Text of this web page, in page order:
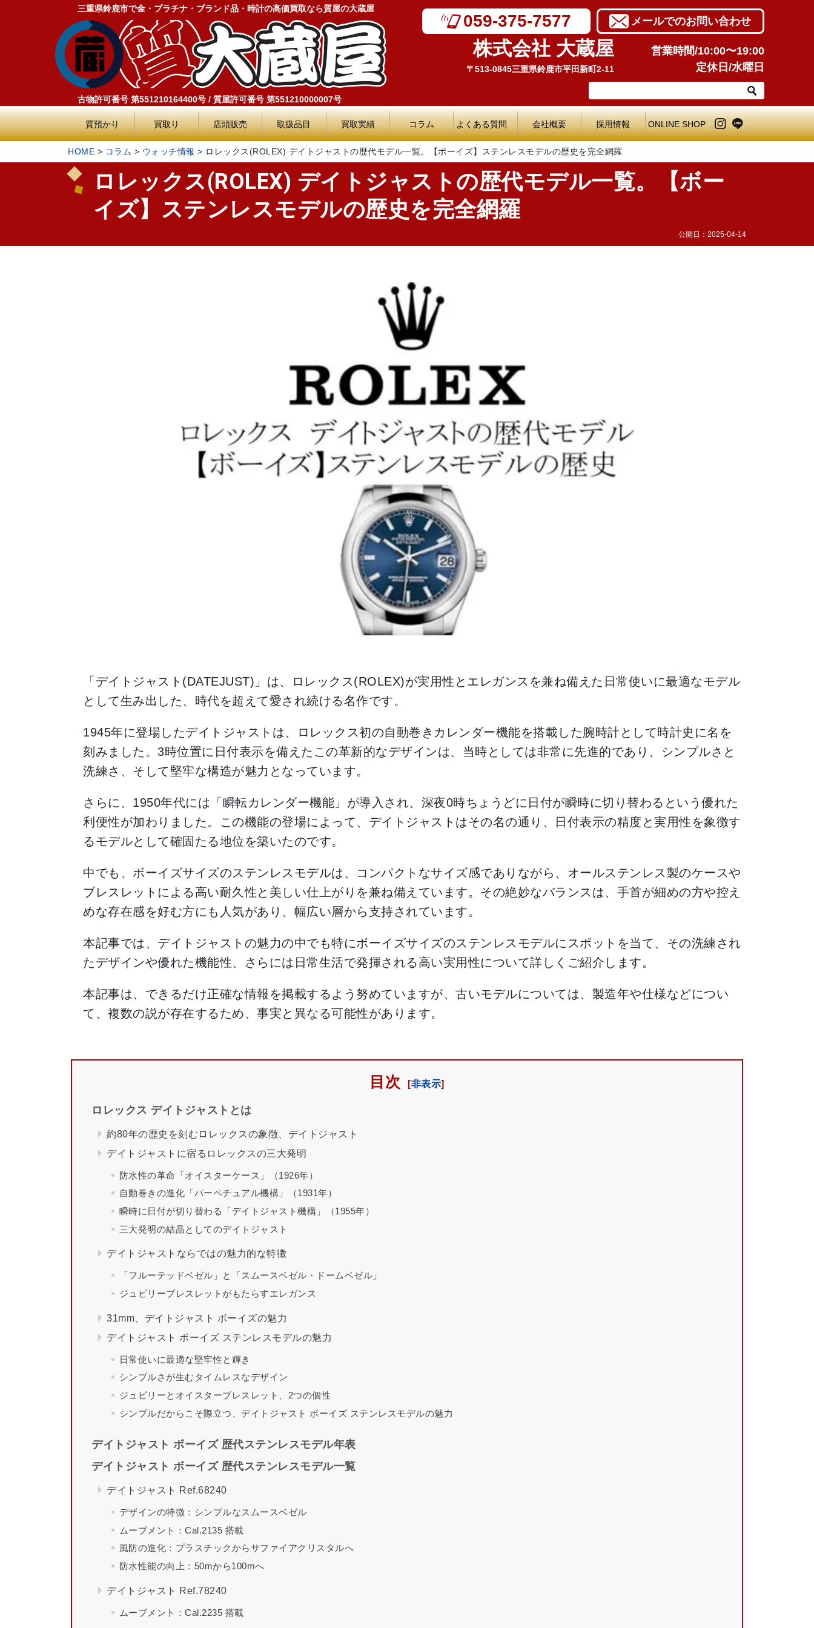
三重県鈴鹿市で金・プラチナ・ブランド品・時計の高価買取なら質屋の大蔵屋
古物許可番号 第551210164400号 / 質屋許可番号 第551210000007号
059-375-7577 メールでのお問い合わせ
株式会社 大蔵屋
〒513-0845三重県鈴鹿市平田新町2-11
営業時間/10:00〜19:00
定休日/水曜日
質預かり 買取り 店頭販売 取扱品目 買取実績 コラム よくある質問 会社概要 採用情報 ONLINE SHOP
HOME > コラム > ウォッチ情報 > ロレックス(ROLEX) デイトジャストの歴代モデル一覧。【ボーイズ】ステンレスモデルの歴史を完全網羅
ロレックス(ROLEX) デイトジャストの歴代モデル一覧。【ボー
イズ】ステンレスモデルの歴史を完全網羅
公開日： 2025-04-14
「デイトジャスト(DATEJUST)」は、ロレックス(ROLEX)が実用性とエレガンスを兼ね備えた日常使いに最適なモデル
として生み出した、時代を超えて愛され続ける名作です。
1945年に登場したデイトジャストは、ロレックス初の自動巻きカレンダー機能を搭載した腕時計として時計史に名を
刻みました。3時位置に日付表示を備えたこの革新的なデザインは、当時としては非常に先進的であり、シンプルさと
洗練さ、そして堅牢な構造が魅力となっています。
さらに、1950年代には「瞬転カレンダー機能」が導入され、深夜0時ちょうどに日付が瞬時に切り替わるという優れた
利便性が加わりました。この機能の登場によって、デイトジャストはその名の通り、日付表示の精度と実用性を象徴す
るモデルとして確固たる地位を築いたのです。
中でも、ボーイズサイズのステンレスモデルは、コンパクトなサイズ感でありながら、オールステンレス製のケースや
ブレスレットによる高い耐久性と美しい仕上がりを兼ね備えています。その絶妙なバランスは、手首が細めの方や控え
めな存在感を好む方にも人気があり、幅広い層から支持されています。
本記事では、デイトジャストの魅力の中でも特にボーイズサイズのステンレスモデルにスポットを当て、その洗練され
たデザインや優れた機能性、さらには日常生活で発揮される高い実用性について詳しくご紹介します。
本記事は、できるだけ正確な情報を掲載するよう努めていますが、古いモデルについては、製造年や仕様などについ
て、複数の説が存在するため、事実と異なる可能性があります。
目次
ロレックス デイトジャストとは
約80年の歴史を刻むロレックスの象徴、デイトジャスト
デイトジャストに宿るロレックスの三大発明
防水性の革命「オイスターケース」（1926年）
自動巻きの進化「パーペチュアル機構」（1931年）
瞬時に日付が切り替わる「デイトジャスト機構」（1955年）
三大発明の結晶としてのデイトジャスト
デイトジャストならではの魅力的な特徴
「フルーテッドベゼル」と「スムースベゼル・ドームベゼル」
ジュビリーブレスレットがもたらすエレガンス
31mm、デイトジャスト ボーイズの魅力
デイトジャスト ボーイズ ステンレスモデルの魅力
日常使いに最適な堅牢性と輝き
シンプルさが生むタイムレスなデザイン
ジュビリーとオイスターブレスレット、2つの個性
シンプルだからこそ際立つ、デイトジャスト ボーイズ ステンレスモデルの魅力
デイトジャスト ボーイズ 歴代ステンレスモデル年表
デイトジャスト ボーイズ 歴代ステンレスモデル一覧
デイトジャスト Ref.68240
デザインの特徴：シンプルなスムースベゼル
ムーブメント：Cal.2135 搭載
風防の進化：プラスチックからサファイアクリスタルへ
防水性能の向上：50mから100mへ
デイトジャスト Ref.78240
ムーブメント：Cal.2235 搭載